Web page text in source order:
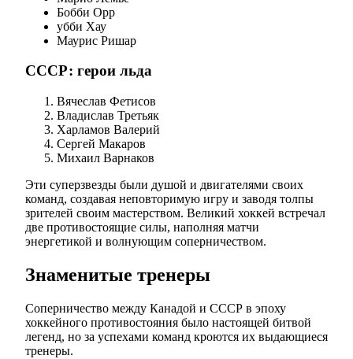
Бобби Орр
убби Хау
Маурис Ришар
СССР: герои льда
Вячеслав Фетисов
Владислав Третьяк
Харламов Валерий
Сергей Макаров
Михаил Варнаков
Эти суперзвезды были душой и двигателями своих
команд, создавая неповторимую игру и заводя толпы
зрителей своим мастерством. Великий хоккей встречал
две противостоящие силы, наполняя матчи
энергетикой и волнующим соперничеством.
Знаменитые тренеры
Соперничество между Канадой и СССР в эпоху
хоккейного противостояния было настоящей битвой
легенд, но за успехами команд кроются их выдающиеся
тренеры.